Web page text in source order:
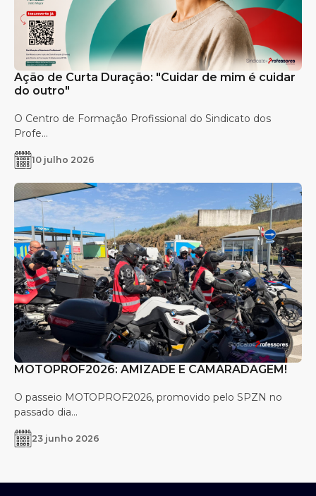
Ação de Curta Duração: "Cuidar de mim é cuidar
do outro"
O Centro de Formação Profissional do Sindicato dos
Profe...
10 julho 2026
MOTOPROF2026: AMIZADE E CAMARADAGEM!
O passeio MOTOPROF2026, promovido pelo SPZN no
passado dia...
23 junho 2026